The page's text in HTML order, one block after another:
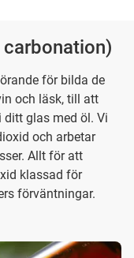
för bilda de
och läsk, till att
glas med öl. Vi
och arbetar
Allt för att
klassad för
förväntningar.